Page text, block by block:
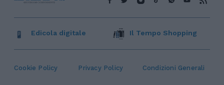
Cookie Policy Privacy Policy Condizioni Generali
Edicola digitale Il Tempo Shopping